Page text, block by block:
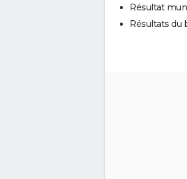
Résultat
Résultats du